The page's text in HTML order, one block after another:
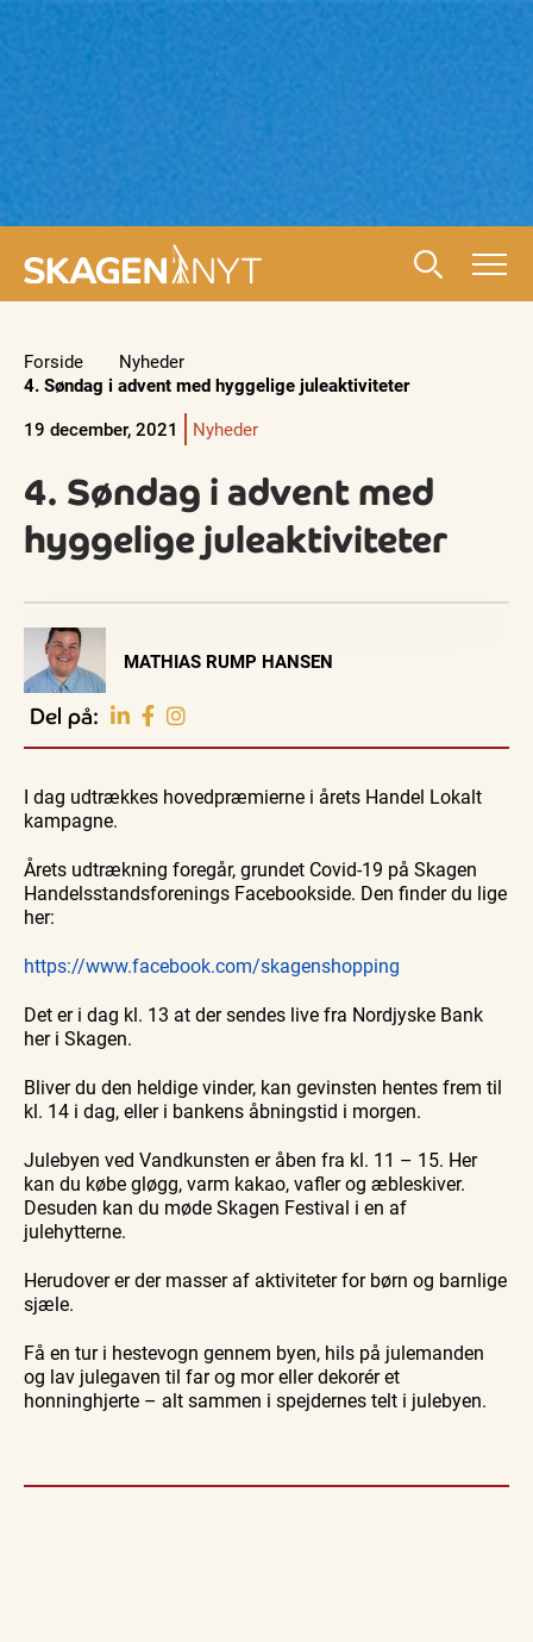
Forside
Nyheder
4. Søndag i advent med hyggelige juleaktiviteter
19 december, 2021
Nyheder
4. Søndag i advent med
hyggelige juleaktiviteter
Visit Vendsyssel
EVENTKALENDER
Oplev events i
Vendsyssel
natur og lokale events.
Se events
Skagen
fra 1937
på S. 486Skagen
Tunø
MATHIAS RUMP HANSEN
Del på:
I dag udtrækkes hovedpræmierne i årets Handel Lokalt
kampagne.
Årets udtrækning foregår, grundet Covid-19 på Skagen
Handelsstandsforenings Facebookside. Den finder du lige
her:
https://www.facebook.com/skagenshopping
Det er i dag kl. 13 at der sendes live fra Nordjyske Bank
her i Skagen.
Bliver du den heldige vinder, kan gevinsten hentes frem til
kl. 14 i dag, eller i bankens åbningstid i morgen.
Julebyen ved Vandkunsten er åben fra kl. 11 – 15. Her
kan du købe gløgg, varm kakao, vafler og æbleskiver.
Desuden kan du møde Skagen Festival i en af
julehytterne.
Herudover er der masser af aktiviteter for børn og barnlige
sjæle.
Få en tur i hestevogn gennem byen, hils på julemanden
og lav julegaven til far og mor eller dekorér et
honninghjerte – alt sammen i spejdernes telt i julebyen.